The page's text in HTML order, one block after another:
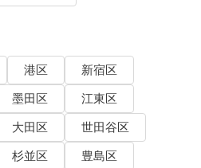
港区
新宿区
墨田区
江東区
大田区
世田谷区
杉並区
豊島区